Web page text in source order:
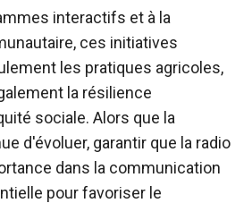
interactifs et à la
ces initiatives
les pratiques agricoles,
la résilience
sociale. Alors que la
d'évoluer, garantir que la radio
dans la communication
pour favoriser le